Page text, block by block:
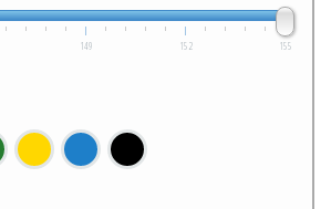
149 152 155